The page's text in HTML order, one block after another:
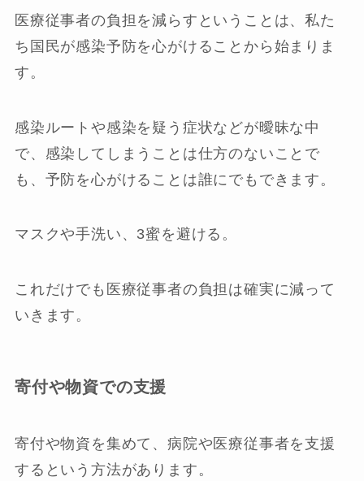
医療従事者の負担を減らすということは、私た
ち国民が感染予防を心がけることから始まりま
す。
感染ルートや感染を疑う症状などが曖昧な中
で、感染してしまうことは仕方のないことで
も、予防を心がけることは誰にでもできます。
マスクや手洗い、3蜜を避ける。
これだけでも医療従事者の負担は確実に減って
いきます。
寄付や物資での支援
寄付や物資を集めて、病院や医療従事者を支援
するという方法があります。